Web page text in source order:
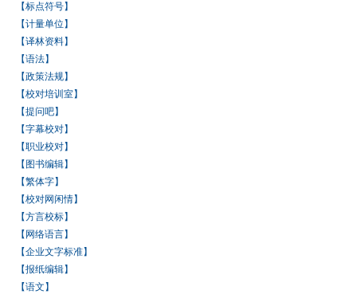
【标点符号】
【计量单位】
【译林资料】
【语法】
【政策法规】
【校对培训室】
【提问吧】
【字幕校对】
【职业校对】
【图书编辑】
【繁体字】
【校对网闲情】
【方言校标】
【网络语言】
【企业文字标准】
【报纸编辑】
【语文】